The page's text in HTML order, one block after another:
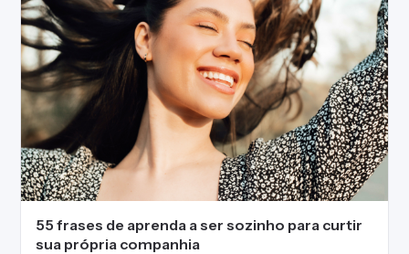
55 frases de aprenda a ser sozinho para curtir
sua própria companhia